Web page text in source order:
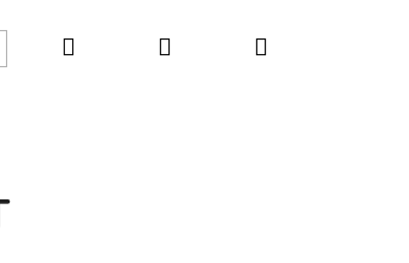
Hledat PřihlášeníNákupní